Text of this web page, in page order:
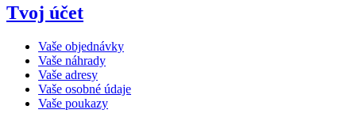
Tvoj účet
Vaše objednávky
Vaše náhrady
Vaše adresy
Vaše osobné údaje
Vaše poukazy